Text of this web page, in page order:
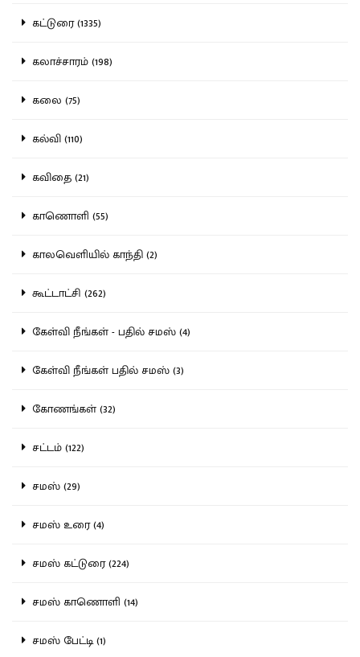
கட்டுரை (1335)
கலாச்சாரம் (198)
கலை (75)
கல்வி (110)
கவிதை (21)
காணொளி (55)
காலவெளியில் காந்தி (2)
கூட்டாட்சி (262)
கேள்வி நீங்கள் - பதில் சமஸ் (4)
கேள்வி நீங்கள் பதில் சமஸ் (3)
கோணங்கள் (32)
சட்டம் (122)
சமஸ் (29)
சமஸ் உரை (4)
சமஸ் கட்டுரை (224)
சமஸ் காணொளி (14)
சமஸ் பேட்டி (1)